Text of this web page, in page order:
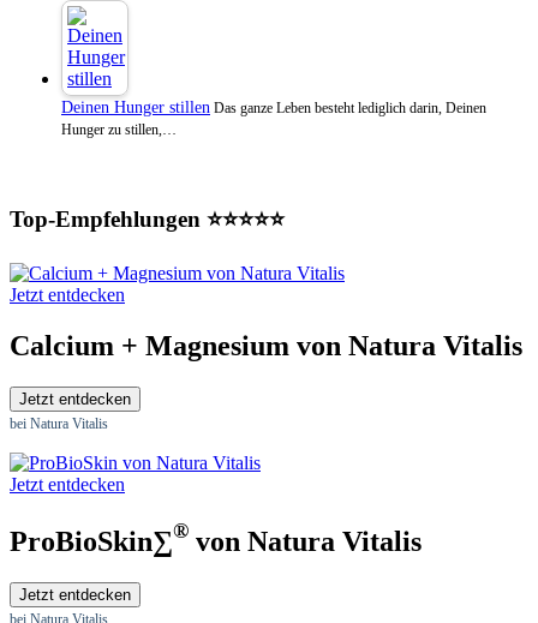
Deinen Hunger stillen Das ganze Leben besteht lediglich darin, Deinen
Hunger zu stillen,…
Top-Empfehlungen ⭐⭐⭐⭐⭐
Jetzt entdecken
Calcium + Magnesium von Natura Vitalis
Jetzt entdecken
bei Natura Vitalis
Jetzt entdecken
ProBioSkin∑® von Natura Vitalis
Jetzt entdecken
bei Natura Vitalis